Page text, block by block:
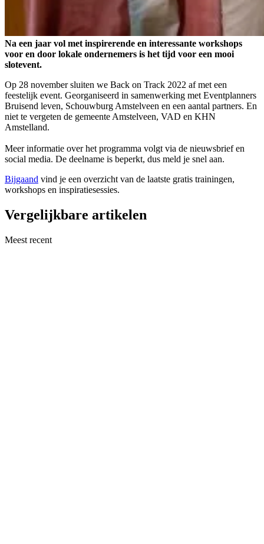
Na een jaar vol met inspirerende en interessante workshops
voor en door lokale ondernemers is het tijd voor een mooi
slotevent.
Op 28 november sluiten we Back on Track 2022 af met een
feestelijk event. Georganiseerd in samenwerking met Eventplanners
Bruisend leven, Schouwburg Amstelveen en een aantal partners. En
niet te vergeten de gemeente Amstelveen, VAD en KHN
Amstelland.
Meer informatie over het programma volgt via de nieuwsbrief en
social media. De deelname is beperkt, dus meld je snel aan.
Bijgaand vind je een overzicht van de laatste gratis trainingen,
workshops en inspiratiesessies.
Vergelijkbare artikelen
Meest recent